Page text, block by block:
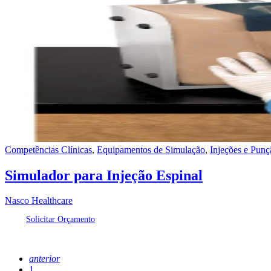
Competências Clínicas, Equipamentos de Simulação, Injeções e
Simulador para Injeção Espinal
Nasco Healthcare
Solicitar Orçamento
anterior